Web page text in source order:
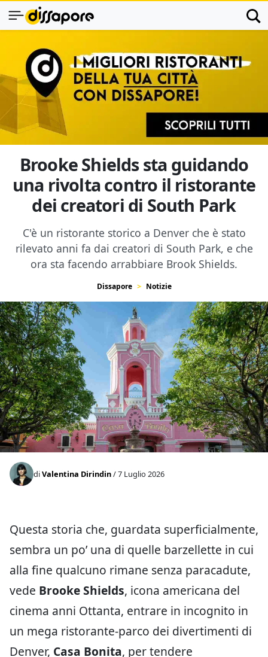
Brooke Shields sta guidando
una rivolta contro il ristorante
dei creatori di South Park
C'è un ristorante storico a Denver che è stato
rilevato anni fa dai creatori di South Park, e che
ora sta facendo arrabbiare Brook Shields.
Dissapore Notizie
diValentina Dirindin/ 7 Luglio 2026
Questa storia che, guardata superficialmente,
sembra un po’ una di quelle barzellette in cui
alla fine qualcuno rimane senza paracadute,
vede Brooke Shields, icona americana del
cinema anni Ottanta, entrare in incognito in
un mega ristorante-parco dei divertimenti di
Denver, Casa Bonita, per tendere